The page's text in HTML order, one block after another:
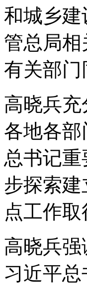
和城乡
管总局
有关部
高晓兵
各地各
总书记
步探索
点工作取
高晓兵
习近平